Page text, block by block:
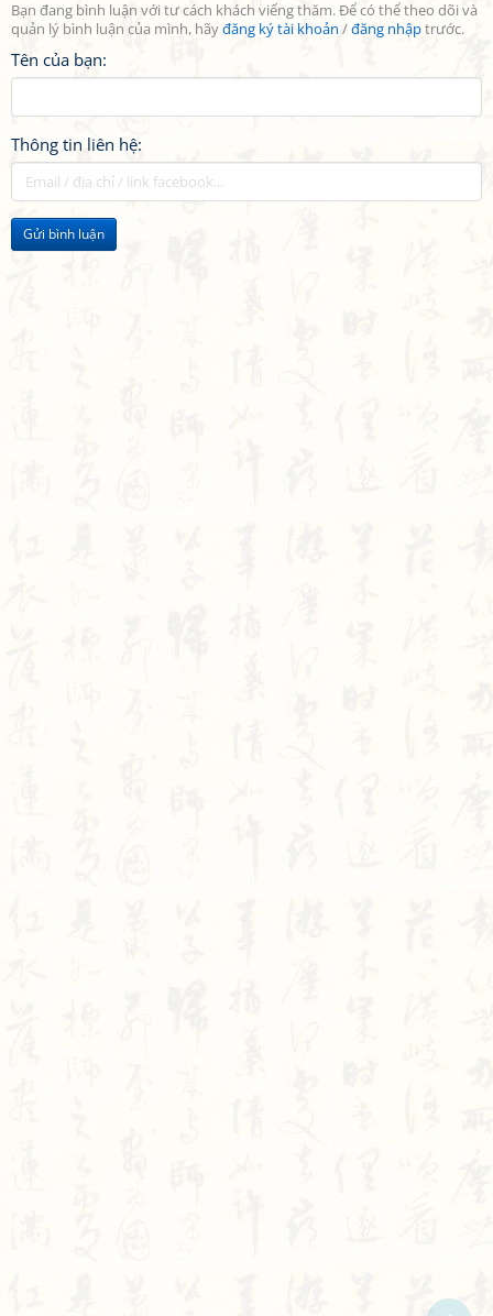
Bạn đang bình luận với tư cách khách viếng thăm. Để có thể theo dõi và
quản lý bình luận của mình, hãyđăng ký tài khoản /đăng nhậptrước.
Tên của bạn:
Thông tin liên hệ:
Gửi bình luận